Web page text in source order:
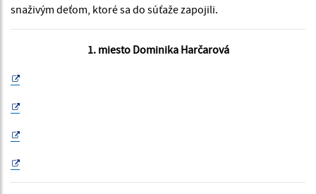
snaživým deťom, ktoré sa do súťaže zapojili.
1. miesto Dominika Harčarová